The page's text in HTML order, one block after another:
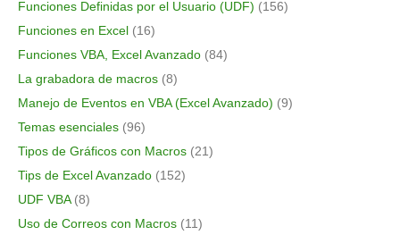
Funciones Definidas por el Usuario (UDF) (156)
Funciones en Excel (16)
Funciones VBA, Excel Avanzado (84)
La grabadora de macros (8)
Manejo de Eventos en VBA (Excel Avanzado) (9)
Temas esenciales (96)
Tipos de Gráficos con Macros (21)
Tips de Excel Avanzado (152)
UDF VBA(8)
Uso de Correos con Macros (11)